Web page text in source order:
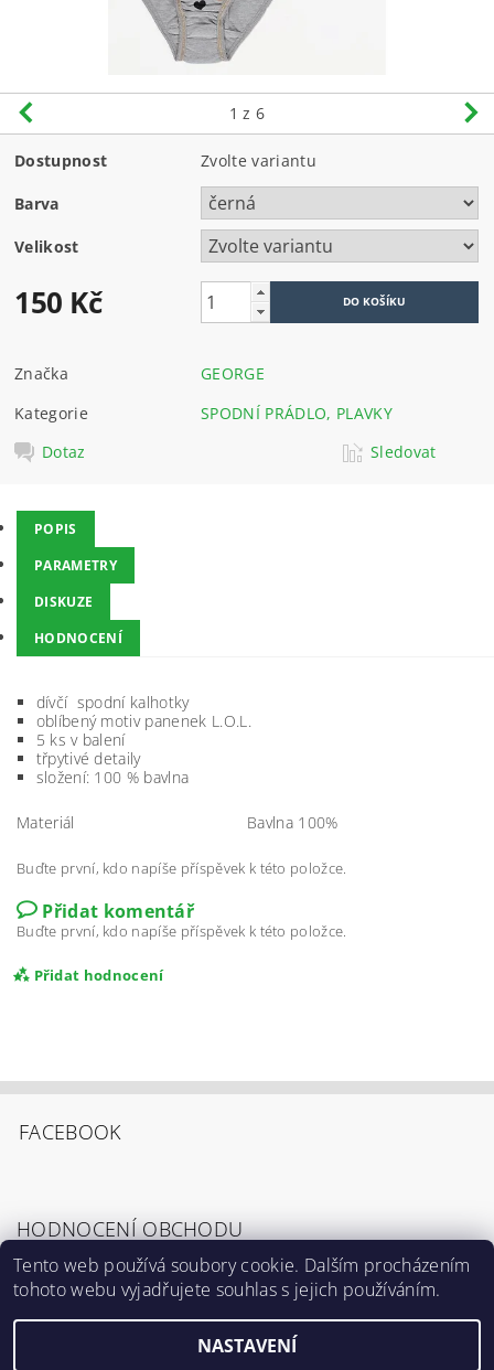
1 z 6
Dostupnost Zvolte variantu
Barva
Velikost
150 Kč
Značka
GEORGE
Kategorie
SPODNÍ PRÁDLO, PLAVKY
Dotaz
Sledovat
POPIS
PARAMETRY
DISKUZE
HODNOCENÍ
dívčí spodní kalhotky
oblíbený motiv panenek L.O.L.
5 ks v balení
třpytivé detaily
složení: 100 % bavlna
Materiál Bavlna 100%
Buďte první, kdo napíše příspěvek k této položce.
Přidat komentář
Buďte první, kdo napíše příspěvek k této položce.
Přidat hodnocení
Souhlasím sPodmínkami ochrany osobních
FACEBOOK
HODNOCENÍ OBCHODU
Zobrazit všechna hodnocení obchodu
Tento web používá soubory cookie. Dalším procházením
tohoto webu vyjadřujete souhlas s jejich používáním.
NASTAVENÍ